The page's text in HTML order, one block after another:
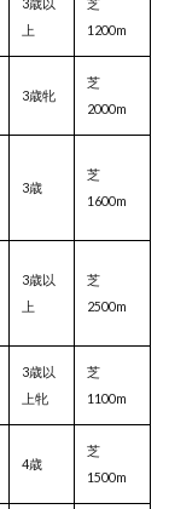
上
1200m
3歳牝
芝
2000m
3歳
芝
1600m
3歳以
上
芝
2500m
3歳以
上牝
芝
1100m
4歳
芝
1500m